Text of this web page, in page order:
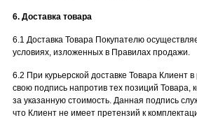
6. Доставка товара
6.1 Доставка Товара Покупателю
условиях, изложенных в Правилах продажи.
6.2 При курьерской доставке Товара Клиент
свою подпись напротив тех позиций Товара,
за указанную стоимость. Данная подпись
что Клиент не имеет претензий к